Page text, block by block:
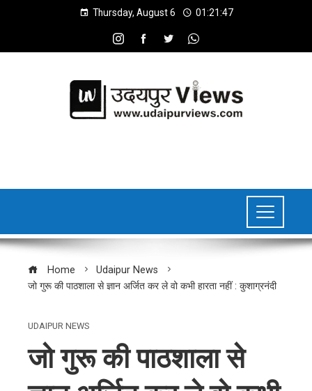
Thursday, August 6 01:21:48
Home
Udaipur News
जो गुरू की पाठशाला से ज्ञान अर्जित कर ले वो कभी हारता नहीं : कुशाग्रनंदी
UDAIPUR NEWS
जो गुरू की पाठशाला से